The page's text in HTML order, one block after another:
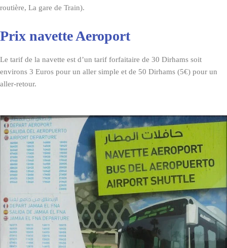
routière, La gare de Train).
Prix navette Aeroport
Le tarif de la navette est d’un tarif forfaitaire de 30 Dirhams soit
environs 3 Euros pour un aller simple et de 50 Dirhams (5€) pour un
aller-retour.